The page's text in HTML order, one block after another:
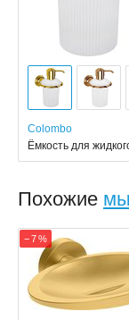
Colombo
Ёмкость для
Похожие
− 7 %